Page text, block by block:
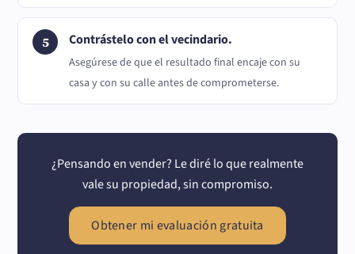
Contrástelo con el vecindario.
Asegúrese de que el resultado final encaje con su
casa y con su calle antes de comprometerse.
¿Pensando en vender? Le diré lo que realmente
vale su propiedad, sin compromiso.
Obtener mi evaluación gratuita